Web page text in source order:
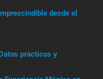
desde el
prácticos y